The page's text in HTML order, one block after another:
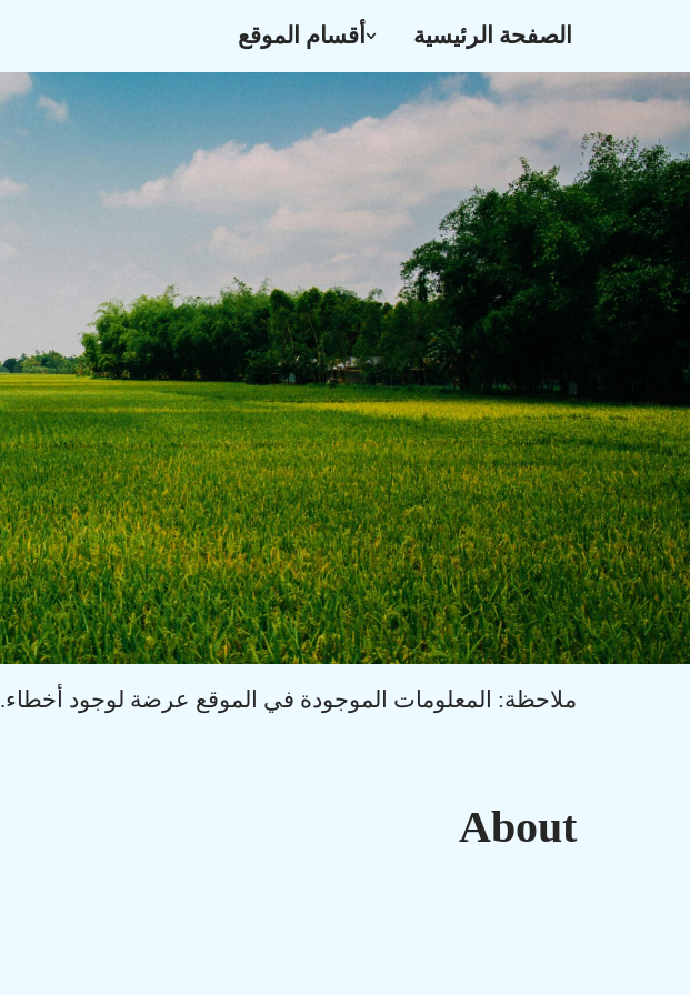
تخطى
إلى
المحتوى
الصفحة الرئيسية أقسام الموقع
ملاحظة: المعلومات الموجودة في الموقع عرضة لوجود أخطاء.
About